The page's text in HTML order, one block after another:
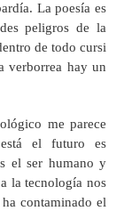
La poesía es
peligros de la
de todo cursi
verborrea hay un
me parece
el futuro es
el ser humano y
la tecnología nos
contaminado el